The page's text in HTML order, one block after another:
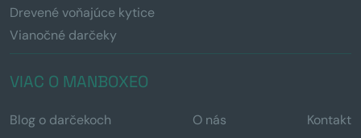
Drevené voňajúce kytice
Vianočné darčeky
VIAC O MANBOXEO
Blog o darčekoch O nás Kontakt